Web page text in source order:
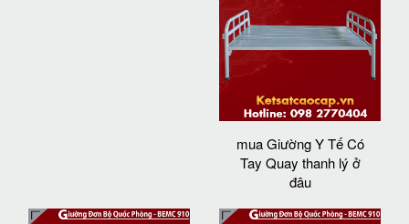
mua Giường Y Tế Có
Tay Quay thanh lý ở
đâu